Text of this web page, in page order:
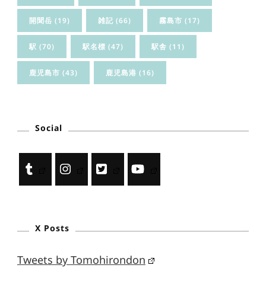
開聞岳 (19) 雑記 (66) 霧島市 (17)
駅 (70) 駅名標 (47) 駅舎 (11)
鹿児島市 (43) 鹿児島港 (16)
Social
X Posts
Tweets by Tomohirondon